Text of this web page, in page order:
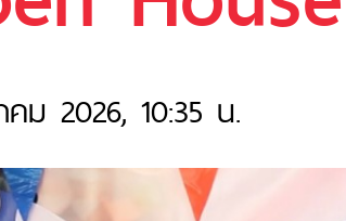
คม 2026, 10:35 น.